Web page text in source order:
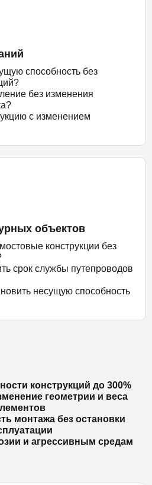
способность без
без изменения
с изменением
объектов
конструкции без
срок службы путепроводов
несущую способность
конструкций до 300%
геометрии и веса
монтажа без остановки
и агрессивным средам